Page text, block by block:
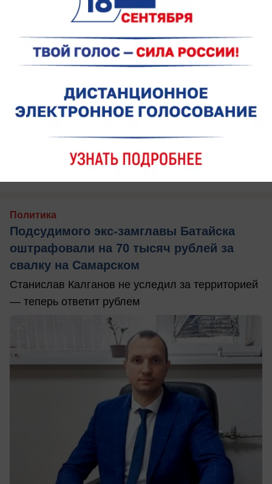
Политика
Подсудимого экс-замглавы Батайска
оштрафовали на 70 тысяч рублей за
свалку на Самарском
Станислав Калганов не уследил за территорией
— теперь ответит рублем